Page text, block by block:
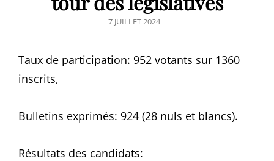
POSTED
7 JUILLET 2024
Taux de participation: 952 votants sur 1360
inscrits,
Bulletins exprimés: 924 (28 nuls et blancs).
Résultats des candidats: